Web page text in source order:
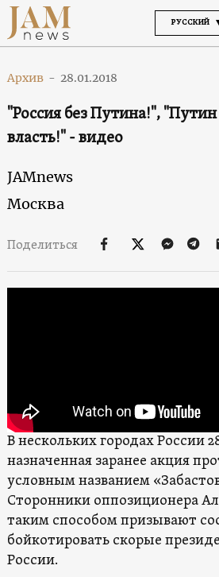
РУССКИЙ
Архив - 28.01.2018
"Россия без Путина!",
власть!" - видео
JAMnews
Москва
Поделиться
В нескольких городах России
назначенная заранее акция
условным названием
Сторонники оппозиционера
таким способом призывают
бойкотировать скорые
России.